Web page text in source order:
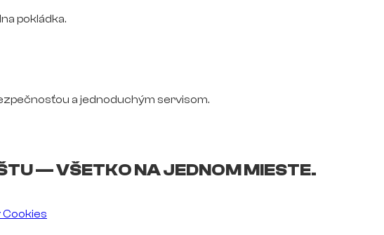
pokládka.
a jednoduchým servisom.
— VŠETKO NA JEDNOM MIESTE.
Cookies